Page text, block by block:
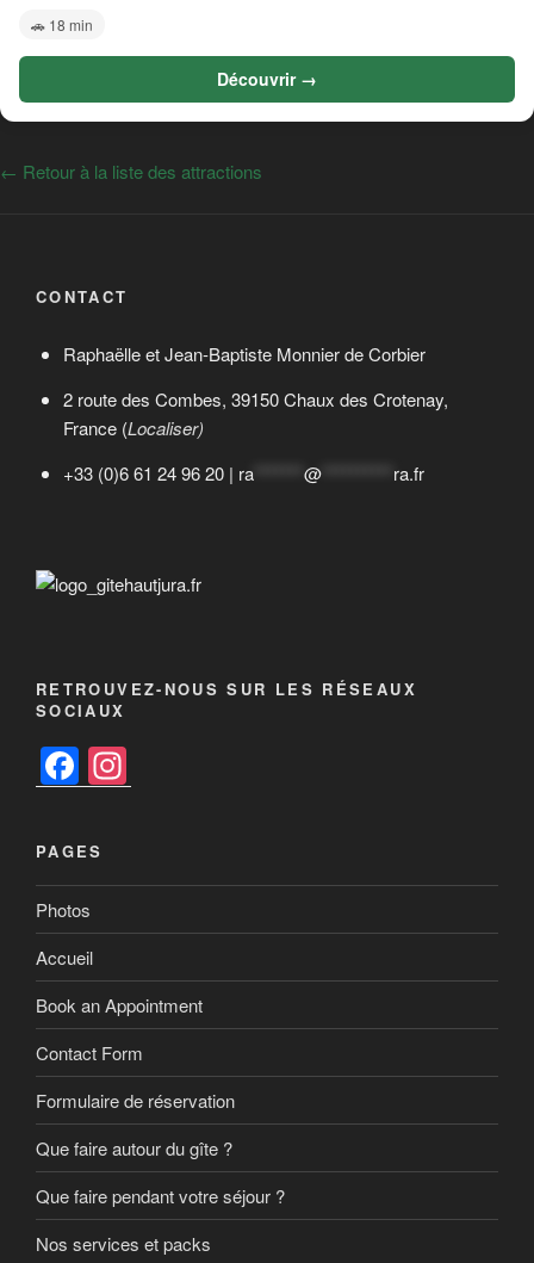
🚗 18 min
Découvrir →
← Retour à la liste des attractions
CONTACT
Raphaëlle et Jean-Baptiste Monnier de Corbier
2 route des Combes, 39150 Chaux des Crotenay,
France (Localiser)
+33 (0)6 61 24 96 20 | ra******* @********** ra.fr
RETROUVEZ-NOUS SUR LES RÉSEAUX
SOCIAUX
F
a
c
e
b
o
o
k
st
gr
a
PAGES
Photos
Accueil
Book an Appointment
Contact Form
Formulaire de réservation
Que faire autour du gîte ?
Que faire pendant votre séjour ?
Nos services et packs